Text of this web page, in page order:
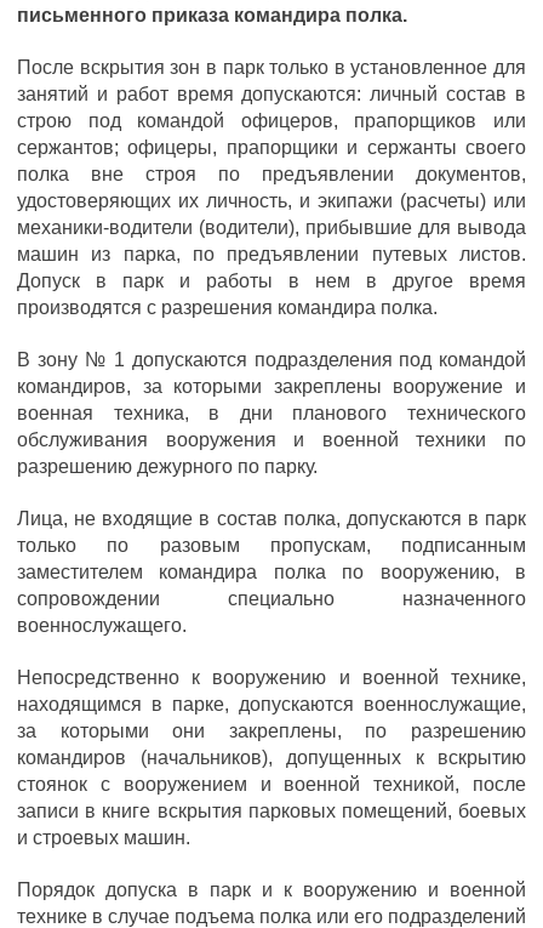
письменного приказа командира полка.
После вскрытия зон в парк только в установленное для
занятий и работ время допускаются: личный состав в
строю под командой офицеров, прапорщиков или
сержантов; офицеры, прапорщики и сержанты своего
полка вне строя по предъявлении документов,
удостоверяющих их личность, и экипажи (расчеты) или
механики-водители (водители), прибывшие для вывода
машин из парка, по предъявлении путевых листов.
Допуск в парк и работы в нем в другое время
производятся с разрешения командира полка.
В зону № 1 допускаются подразделения под командой
командиров, за которыми закреплены вооружение и
военная техника, в дни планового технического
обслуживания вооружения и военной техники по
разрешению дежурного по парку.
Лица, не входящие в состав полка, допускаются в парк
только по разовым пропускам, подписанным
заместителем командира полка по вооружению, в
сопровождении специально назначенного
военнослужащего.
Непосредственно к вооружению и военной технике,
находящимся в парке, допускаются военнослужащие,
за которыми они закреплены, по разрешению
командиров (начальников), допущенных к вскрытию
стоянок с вооружением и военной техникой, после
записи в книге вскрытия парковых помещений, боевых
и строевых машин.
Порядок допуска в парк и к вооружению и военной
технике в случае подъема полка или его подразделений